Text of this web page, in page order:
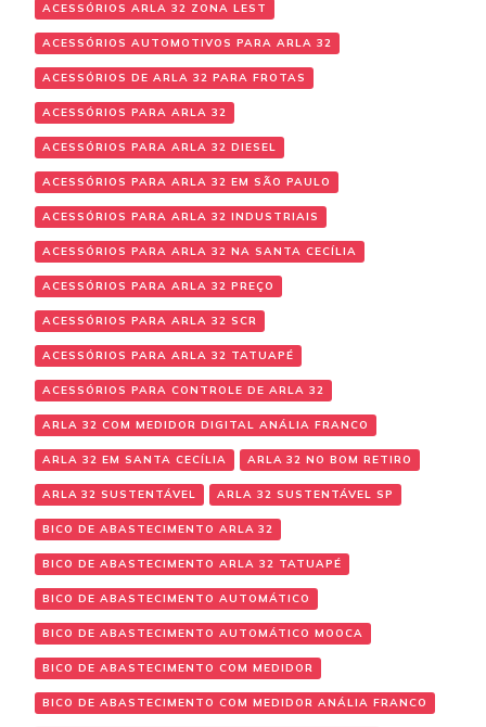
ACESSÓRIOS ARLA 32 ZONA LEST
ACESSÓRIOS AUTOMOTIVOS PARA ARLA 32
ACESSÓRIOS DE ARLA 32 PARA FROTAS
ACESSÓRIOS PARA ARLA 32
ACESSÓRIOS PARA ARLA 32 DIESEL
ACESSÓRIOS PARA ARLA 32 EM SÃO PAULO
ACESSÓRIOS PARA ARLA 32 INDUSTRIAIS
ACESSÓRIOS PARA ARLA 32 NA SANTA CECÍLIA
ACESSÓRIOS PARA ARLA 32 PREÇO
ACESSÓRIOS PARA ARLA 32 SCR
ACESSÓRIOS PARA ARLA 32 TATUAPÉ
ACESSÓRIOS PARA CONTROLE DE ARLA 32
ARLA 32 COM MEDIDOR DIGITAL ANÁLIA FRANCO
ARLA 32 EM SANTA CECÍLIA ARLA 32 NO BOM RETIRO
ARLA 32 SUSTENTÁVEL ARLA 32 SUSTENTÁVEL SP
BICO DE ABASTECIMENTO ARLA 32
BICO DE ABASTECIMENTO ARLA 32 TATUAPÉ
BICO DE ABASTECIMENTO AUTOMÁTICO
BICO DE ABASTECIMENTO AUTOMÁTICO MOOCA
BICO DE ABASTECIMENTO COM MEDIDOR
BICO DE ABASTECIMENTO COM MEDIDOR ANÁLIA FRANCO